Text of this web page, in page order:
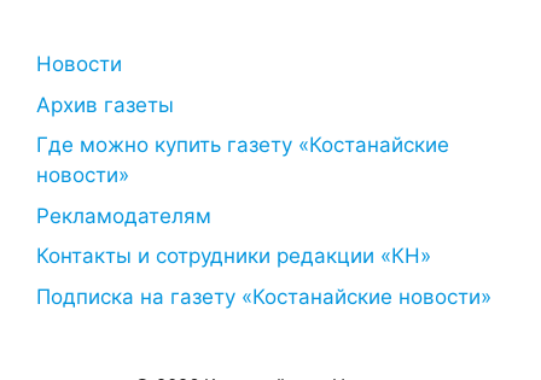
Новости
Архив газеты
Где можно купить газету «Костанайские
новости»
Рекламодателям
Контакты и сотрудники редакции «КН»
Подписка на газету «Костанайские новости»